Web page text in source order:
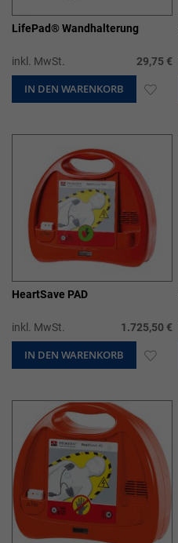
LifePad® Wandhalterung
inkl. MwSt. 29,75 €
IN DEN WARENKORB ZUR
HeartSave PAD
inkl. MwSt. 1.725,50 €
IN DEN WARENKORB ZUR